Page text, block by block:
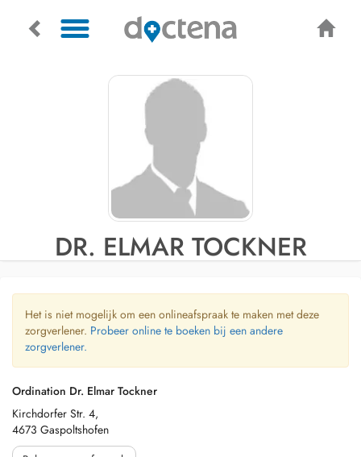
DR. ELMAR TOCKNER
Het is niet mogelijk om een onlineafspraak te maken met deze
zorgverlener. Probeer online te boeken bij een andere
zorgverlener.
Ordination Dr. Elmar Tockner
Kirchdorfer Str. 4,
4673 Gaspoltshofen